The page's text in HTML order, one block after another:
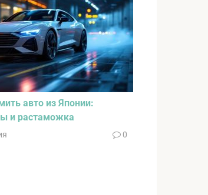
авто из Японии:
и растаможка
0